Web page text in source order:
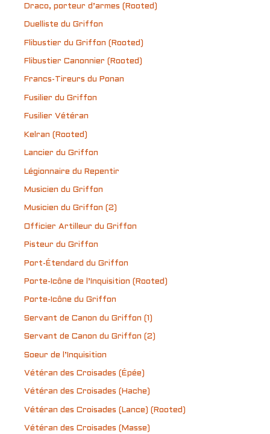
Draco, porteur d’armes (Rooted)
Duelliste du Griffon
Flibustier du Griffon (Rooted)
Flibustier Canonnier (Rooted)
Francs-Tireurs du Ponan
Fusilier du Griffon
Fusilier Vétéran
Kelran (Rooted)
Lancier du Griffon
Légionnaire du Repentir
Musicien du Griffon
Musicien du Griffon (2)
Officier Artilleur du Griffon
Pisteur du Griffon
Port-Étendard du Griffon
Porte-Icône de l’Inquisition (Rooted)
Porte-Icône du Griffon
Servant de Canon du Griffon (1)
Servant de Canon du Griffon (2)
Soeur de l’Inquisition
Vétéran des Croisades (Épée)
Vétéran des Croisades (Hache)
Vétéran des Croisades (Lance) (Rooted)
Vétéran des Croisades (Masse)